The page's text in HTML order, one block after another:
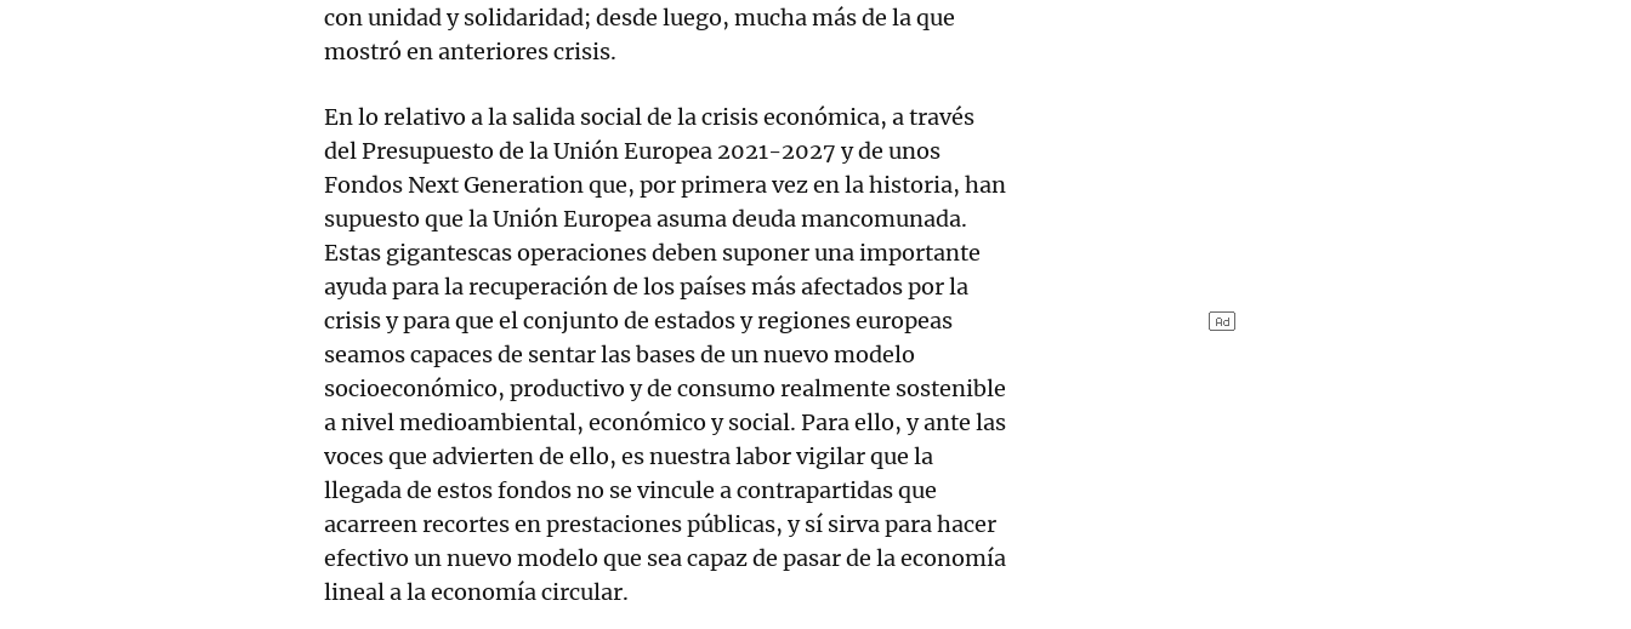
con unidad y solidaridad; desde luego, mucha más de la que
mostró en anteriores crisis.
En lo relativo a la salida social de la crisis económica, a través
del Presupuesto de la Unión Europea 2021-2027 y de unos
Fondos Next Generation que, por primera vez en la historia, han
supuesto que la Unión Europea asuma deuda mancomunada.
Estas gigantescas operaciones deben suponer una importante
ayuda para la recuperación de los países más afectados por la
crisis y para que el conjunto de estados y regiones europeas
seamos capaces de sentar las bases de un nuevo modelo
socioeconómico, productivo y de consumo realmente sostenible
a nivel medioambiental, económico y social. Para ello, y ante las
voces que advierten de ello, es nuestra labor vigilar que la
llegada de estos fondos no se vincule a contrapartidas que
acarreen recortes en prestaciones públicas, y sí sirva para hacer
efectivo un nuevo modelo que sea capaz de pasar de la economía
lineal a la economía circular.